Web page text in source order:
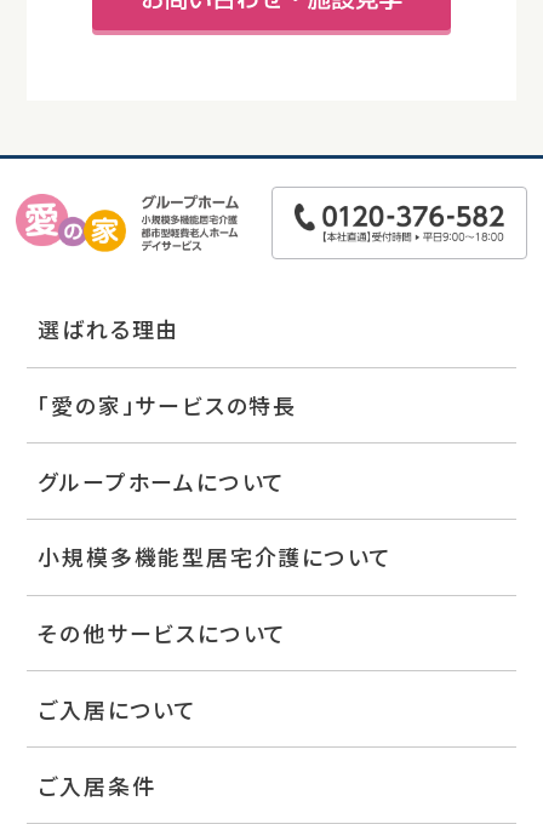
選ばれる理由
「愛の家」サービスの特長
グループホームについて
小規模多機能型居宅介護について
その他サービスについて
ご入居について
ご入居条件